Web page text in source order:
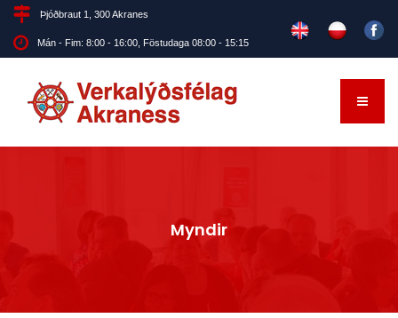
Þjóðbraut 1, 300 Akranes
Mán - Fim: 8:00 - 16:00, Föstudaga 08:00 - 15:15
Myndir